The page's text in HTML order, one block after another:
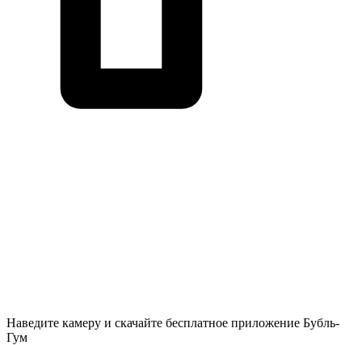
Наведите камеру и скачайте бесплатное приложение Бубль-
Гум